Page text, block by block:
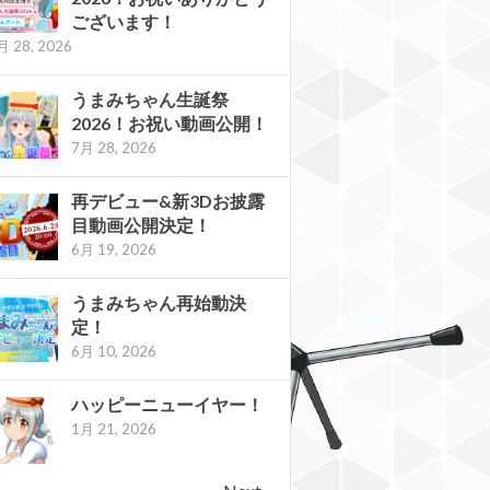
ございます！
28, 2026
うまみちゃん生誕祭
2026！お祝い動画公開！
7月 28, 2026
再デビュー&新3Dお披露
目動画公開決定！
6月 19, 2026
うまみちゃん再始動決
定！
6月 10, 2026
ハッピーニューイヤー！
1月 21, 2026